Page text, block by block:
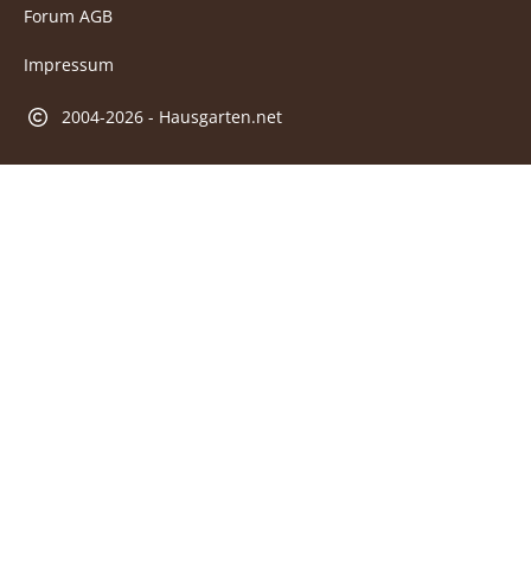
Forum AGB
Impressum
2004-2026 - Hausgarten.net